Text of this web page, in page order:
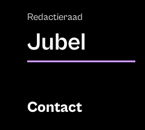
Redactieraad
Jubel
Contact